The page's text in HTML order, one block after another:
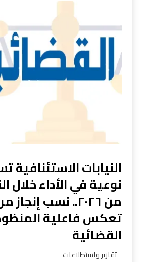
النيابات
نوعية في الأداء خلال
من ٢٠٢٦.. نسب
تعكس فاعلية
القضائية
تقارير واستطلاعات